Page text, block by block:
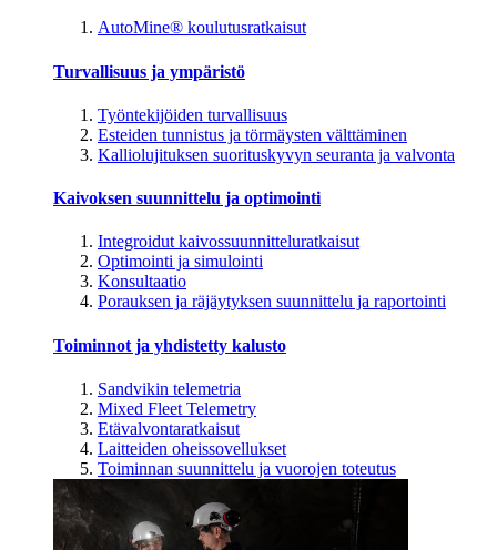
AutoMine® koulutusratkaisut
Turvallisuus ja ympäristö
Työntekijöiden turvallisuus
Esteiden tunnistus ja törmäysten välttäminen
Kalliolujituksen suorituskyvyn seuranta ja valvonta
Kaivoksen suunnittelu ja optimointi
Integroidut kaivossuunnitteluratkaisut
Optimointi ja simulointi
Konsultaatio
Porauksen ja räjäytyksen suunnittelu ja raportointi
Toiminnot ja yhdistetty kalusto
Sandvikin telemetria
Mixed Fleet Telemetry
Etävalvontaratkaisut
Laitteiden oheissovellukset
Toiminnan suunnittelu ja vuorojen toteutus